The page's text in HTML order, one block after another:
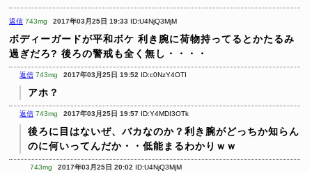
返信 743mg 2017年03月25日 19:33 ID:U4NjQ3MjM
ボディーガードが平和ボケ 利き腕に荷物持ってるとかたるみ
過ぎだろ? 後ろの警戒も全く無し・・・・
返信 743mg 2017年03月25日 19:52 ID:c0NzY4OTI
アホ？
返信 743mg 2017年03月25日 19:57 ID:Y4MDI3OTk
後ろに目はないぜ、バカなのか？利き腕がどっちか知らん
のに何いってんだか・・低能まるわかりｗｗ
743mg 2017年03月25日 20:02 ID:U4NjQ3MjM